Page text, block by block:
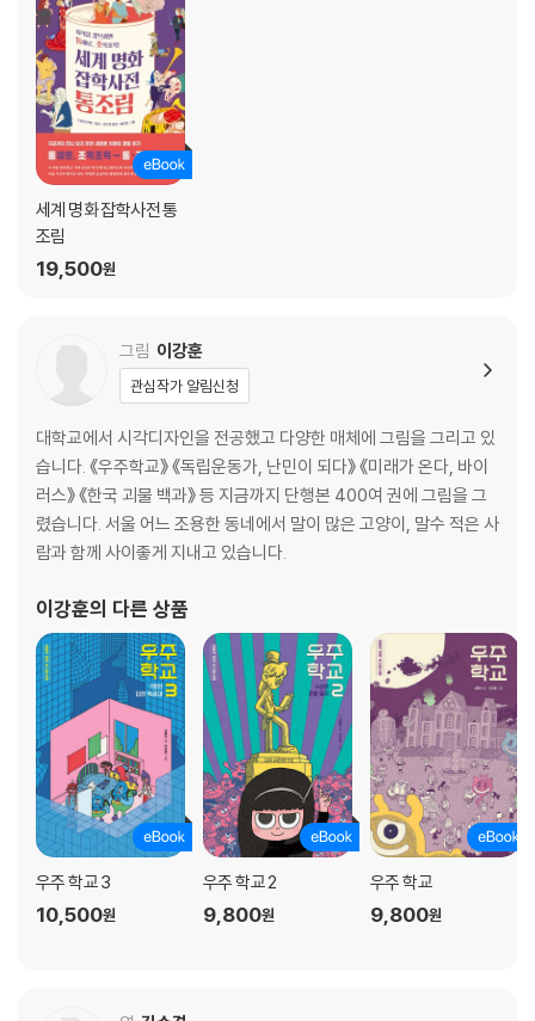
Chapter 2. 다빈치는 왜 [최후의 만찬] 주요리로 양고기 대신 ‘생선’을
그렸을까?
17. 페르메이르의 그림에는 왜 그토록 자주 ‘창문’이 등장할까?
18. 다빈치가 [최후의 만찬] 식탁에 주요리로 양고기 대신 ‘생선’을 그린 이
유는?
19. 미켈란젤로는 왜 [최후의 심판]에 등장하는 예수의 손동작을 기존 관
례와 반대로 그렸을까?
20. 그림 속 성모 마리아는 왜 거의 예외 없이 파란색 옷을 입고 있을까?
23. 브론치노의 [비너스와 큐피드의 알레고리]에 그려진 이상야릇한 인물
24. 그리스 신화를 주제로 그린 브뤼헐의 [이카로스의 추락]이 소름 돋는
그림인 까닭은?
25. 푸생의 [아르카디아의 목동]에는 예수의 자손을 찾아 프랑스 왕으로
복귀시키려는 시온 수도회의 은밀한 계획이 숨어 있다?
26. 페르메이르의 [저울을 든 여인] 속 하얀 두건을 쓴 여인은 저울로 무엇
27. 호가스의 [결혼 세태] 연작에 한 권의 추리소설 못지않게 흥미진진한
이야기가 숨어 있다고?
28. 그림 속에 숨어 있는 비너스 여신을 찾는 특별한 요소 ‘어트리뷰트’란?
29. 에이크의 [아르놀피니 부부 초상]은 단순한 그림이 아니라 ‘결혼 증명
서’였다는데?
30. 르네상스의 거장 라파엘로의 그림은 왜 앵그르의 [필리베르 리비에
르]에 카메오로 출연했나?
31. 다빈치가 [지네브라 데 벤치]에 노간주나무를 그린 뜻밖의 이유는?
Chapter 3. 뭉크는 왜 자기 작품 [생명의 춤] 모델에게 총격당했나?
32. 고야의 [옷을 벗은 마하]와 [옷을 입은 마하]의 모델이 그의 연인 알바
세계 명화 잡학사전 통
조림
19,500원
그림 이강훈
관심작가 알림신청
대학교에서 시각디자인을 전공했고 다양한 매체에 그림을 그리고 있
습니다. 《우주학교》 《독립운동가, 난민이 되다》 《미래가 온다, 바이
러스》 《한국 괴물 백과》 등 지금까지 단행본 400여 권에 그림을 그
렸습니다. 서울 어느 조용한 동네에서 말이 많은 고양이, 말수 적은 사
람과 함께 사이좋게 지내고 있습니다.
이강훈의 다른 상품
우주 학교 3
10,500원
우주 학교 2
9,800원
우주 학교
9,800원